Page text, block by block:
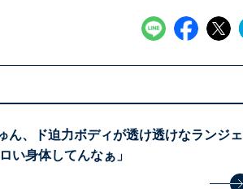
ん、ド迫力ボディが透け透けなランジェ
い身体してんなぁ」